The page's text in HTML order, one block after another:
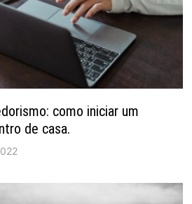
como iniciar um
de casa.